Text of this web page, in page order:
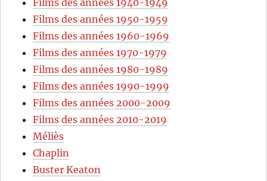
Films des années 1940-1949
Films des années 1950-1959
Films des années 1960-1969
Films des années 1970-1979
Films des années 1980-1989
Films des années 1990-1999
Films des années 2000-2009
Films des années 2010-2019
Méliès
Chaplin
Buster Keaton